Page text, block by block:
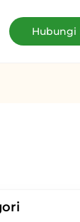
Hubungi